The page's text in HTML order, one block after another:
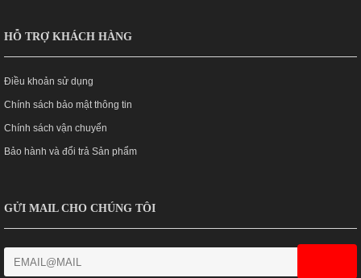
HỖ TRỢ KHÁCH HÀNG
Điều khoản sử dụng
Chính sách bảo mật thông tin
Chính sách vận chuyển
Bảo hành và đổi trả Sản phẩm
GỬI MAIL CHO CHÚNG TÔI